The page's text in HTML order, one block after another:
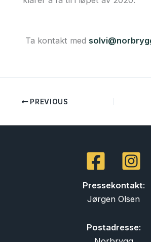
Ta kontakt med
PREVIOUS
Pressekontakt:
Jørgen Olsen
Postadresse: